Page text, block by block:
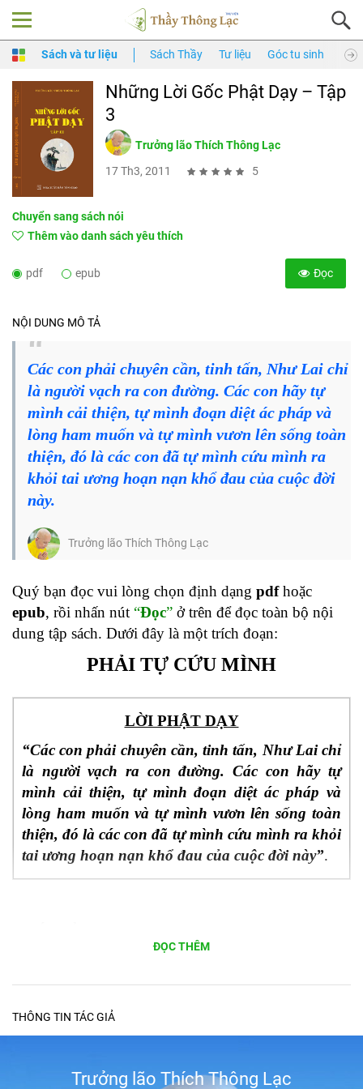
Sách và tư liệu Sách Thầy Tư liệu Góc tu sinh
Những Lời Gốc Phật Dạy – Tập
3
Trưởng lão Thích Thông Lạc
17 Th3, 2011 5
Chuyển sang sách nói
Thêm vào danh sách yêu thích
pdf epub Đọc
NỘI DUNG MÔ TẢ
Các con phải chuyên cần, tinh tấn, Như Lai chỉ
là người vạch ra con đường. Các con hãy tự
mình cải thiện, tự mình đoạn diệt ác pháp và
lòng ham muốn và tự mình vươn lên sống toàn
thiện, đó là các con đã tự mình cứu mình ra
khỏi tai ương hoạn nạn khổ đau của cuộc đời
này.
Trưởng lão Thích Thông Lạc
Quý bạn đọc vui lòng chọn định dạng pdfhoặc
epub, rồi nhấn nút “Đọc” ở trên để đọc toàn bộ nội
dung tập sách. Dưới đây là một trích đoạn:
PHẢI TỰ CỨU MÌNH
LỜI PHẬT DẠY
“Các con phải chuyên cần, tinh tấn, Như Lai chỉ
là người vạch ra con đường. Các con hãy tự
mình cải thiện, tự mình đoạn diệt ác pháp và
lòng ham muốn và tự mình vươn lên sống toàn
thiện, đó là các con đã tự mình cứu mình ra khỏi
tai ương hoạn nạn khổ đau của cuộc đời này”.
lòng của mọi người cho đến ngày nay:
người vạch ra con đường. Các con hãy tự mình cải
ĐỌC THÊM
THÔNG TIN TÁC GIẢ
Trưởng lão Thích Thông Lạc